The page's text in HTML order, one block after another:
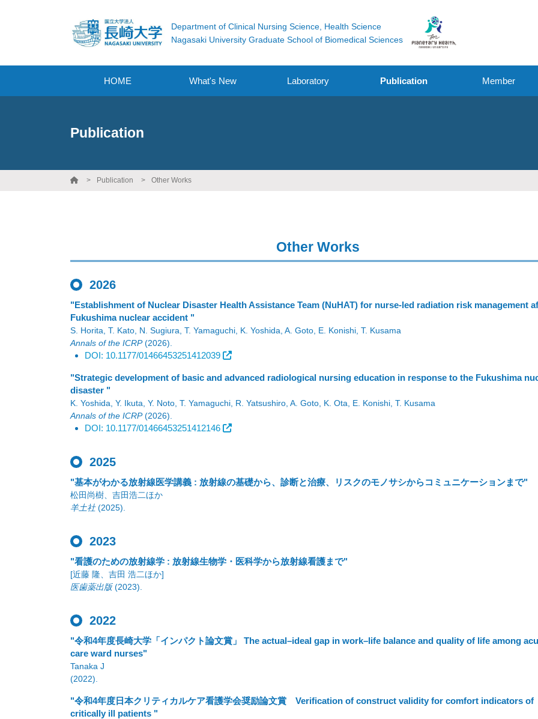
Department of Clinical Nursing Science, Health Science
Nagasaki University Graduate School of Biomedical Sciences
HOME What's New Laboratory Publication Member
Publication
Publication Other Works
Other Works
2026
"Establishment of Nuclear Disaster Health Assistance Team (NuHAT) for nurse-led radiation risk management
Fukushima nuclear accident "
S. Horita, T. Kato, N. Sugiura, T. Yamaguchi, K. Yoshida, A. Goto, E. Konishi, T. Kusama
Annals of the ICRP (2026)
DOI: 10.1177/01466453251412039
"Strategic development of basic and advanced radiological nursing education in response to the Fukushima
disaster "
K. Yoshida, Y. Ikuta, Y. Noto, T. Yamaguchi, R. Yatsushiro, A. Goto, K. Ota, E. Konishi, T. Kusama
Annals of the ICRP (2026)
DOI: 10.1177/01466453251412146
2025
"基本がわかる放射線医学講義 : 放射線の基礎から、診断と治療、リスクのモノサシからコミュニケーションまで"
松田尚樹、吉田浩二ほか
羊土社 (2025)
2023
"看護のための放射線学 : 放射線生物学・医科学から放射線看護まで"
[近藤 隆、吉田 浩二ほか]
医歯薬出版 (2023)
2022
"令和4年度長崎大学「インパクト論文賞」 The actual–ideal gap in work–life balance and quality of life among
care ward nurses"
Tanaka J
(2022)
"令和4年度日本クリティカルケア看護学会奨励論文賞 Verification of construct validity for comfort indicators of
critically ill patients "